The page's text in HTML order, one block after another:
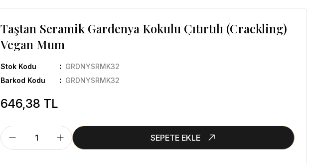
Taştan Seramik Gardenya Kokulu Çıtırtılı (Crackling)
Vegan Mum
Stok Kodu
GRDNYSRMK32
Barkod Kodu
GRDNYSRMK32
646,38 TL
SEPETE EKLE